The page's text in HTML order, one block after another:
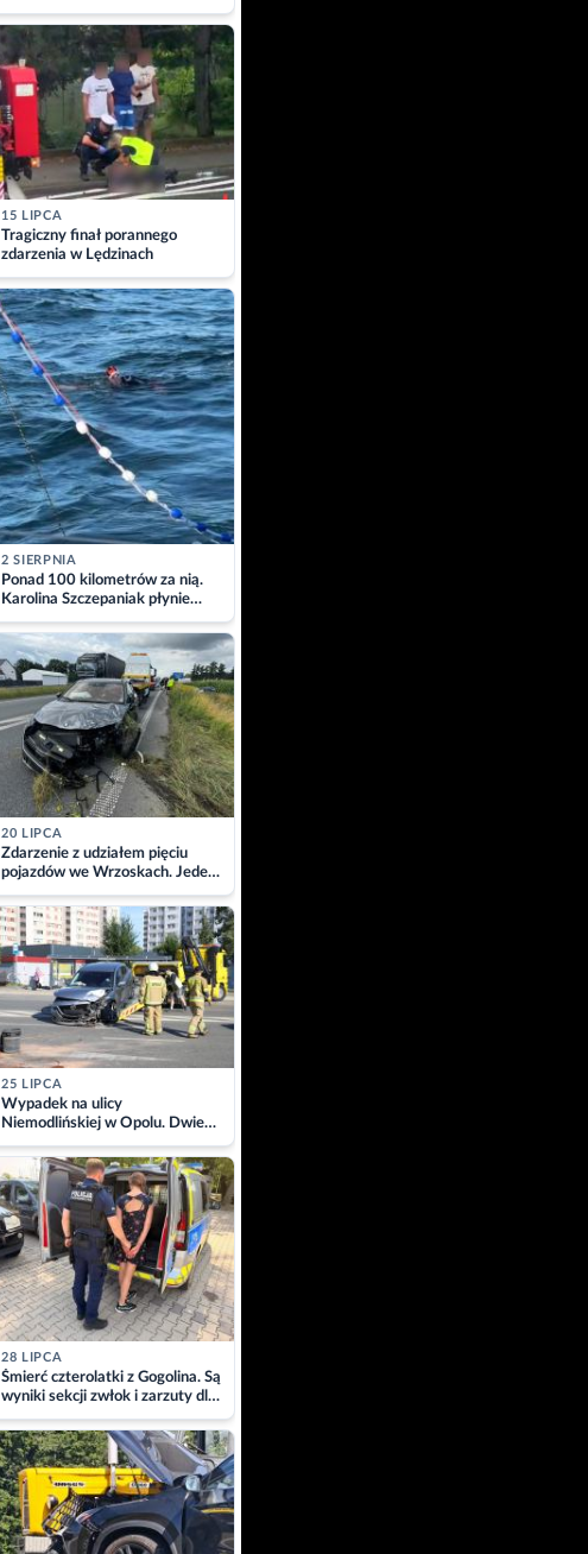
matkę
15 LIPCA
Tragiczny finał porannego
zdarzenia w Lędzinach
2 SIERPNIA
Ponad 100 kilometrów za nią.
Karolina Szczepaniak płynie
przez Bałtyk dla Piotra.
Aktualizacja
20 LIPCA
Zdarzenie z udziałem pięciu
pojazdów we Wrzoskach. Jeden
z kierowców zabrany w
kajdankach
25 LIPCA
Wypadek na ulicy
Niemodlińskiej w Opolu. Dwie
osoby w szpitalu
28 LIPCA
Śmierć czterolatki z Gogolina. Są
wyniki sekcji zwłok i zarzuty dla
matki